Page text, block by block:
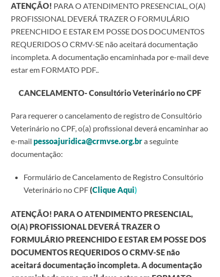
ATENÇÃO! PARA O ATENDIMENTO PRESENCIAL, O(A)
PROFISSIONAL DEVERÁ TRAZER O FORMULÁRIO
PREENCHIDO E ESTAR EM POSSE DOS DOCUMENTOS
REQUERIDOS O CRMV-SE não aceitará documentação
incompleta. A documentação encaminhada por e-mail deve
estar em FORMATO PDF..
CANCELAMENTO- Consultório Veterinário no CPF
Para requerer o cancelamento de registro de Consultório
Veterinário no CPF, o(a) profissional deverá encaminhar ao
e-mail pessoajuridica@crmvse.org.bra seguinte
documentação:
Formulário de Cancelamento de Registro Consultório
Veterinário no CPF(Clique Aqui)
ATENÇÃO! PARA O ATENDIMENTO PRESENCIAL,
O(A) PROFISSIONAL DEVERÁ TRAZER O
FORMULÁRIO PREENCHIDO E ESTAR EM POSSE DOS
DOCUMENTOS REQUERIDOS O CRMV-SE não
aceitará documentação incompleta. A documentação